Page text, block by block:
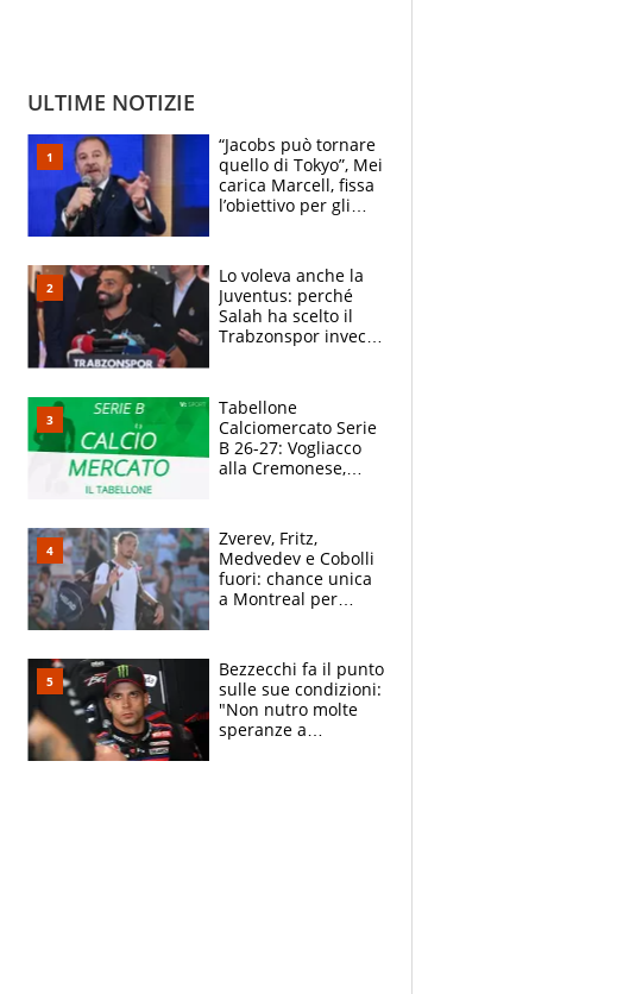
ULTIME NOTIZIE
“Jacobs può tornare
quello di Tokyo”, Mei
carica Marcell, fissa
l’obiettivo per gli
Lo voleva anche la
Juventus: perché
Salah ha scelto il
Trabzonspor invece
Tabellone
Calciomercato Serie
B 26-27: Vogliacco
alla Cremonese,
Zverev, Fritz,
Medvedev e Cobolli
fuori: chance unica
a Montreal per
attacca le palline
Bezzecchi fa il punto
sulle sue condizioni:
"Non nutro molte
speranze a